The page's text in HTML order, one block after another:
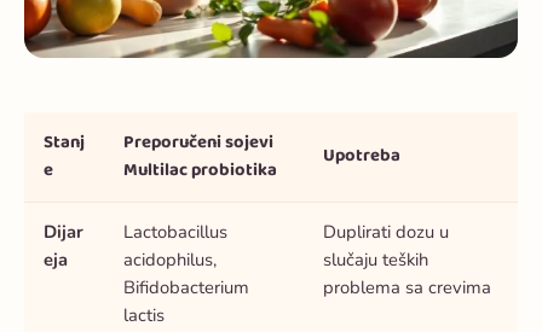
Stanj
e
Preporučeni sojevi
Multilac probiotika
Upotreba
Dijar
eja
Lactobacillus
acidophilus,
Bifidobacterium
lactis
Duplirati dozu u
slučaju teških
problema sa crevima